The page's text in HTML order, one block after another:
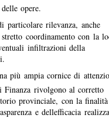
opere.
particolare rilevanza, anche
coordinamento con la
infiltrazioni della
più ampia cornice di
Finanza rivolgono al corretto
provinciale, con la
e dellefficacia